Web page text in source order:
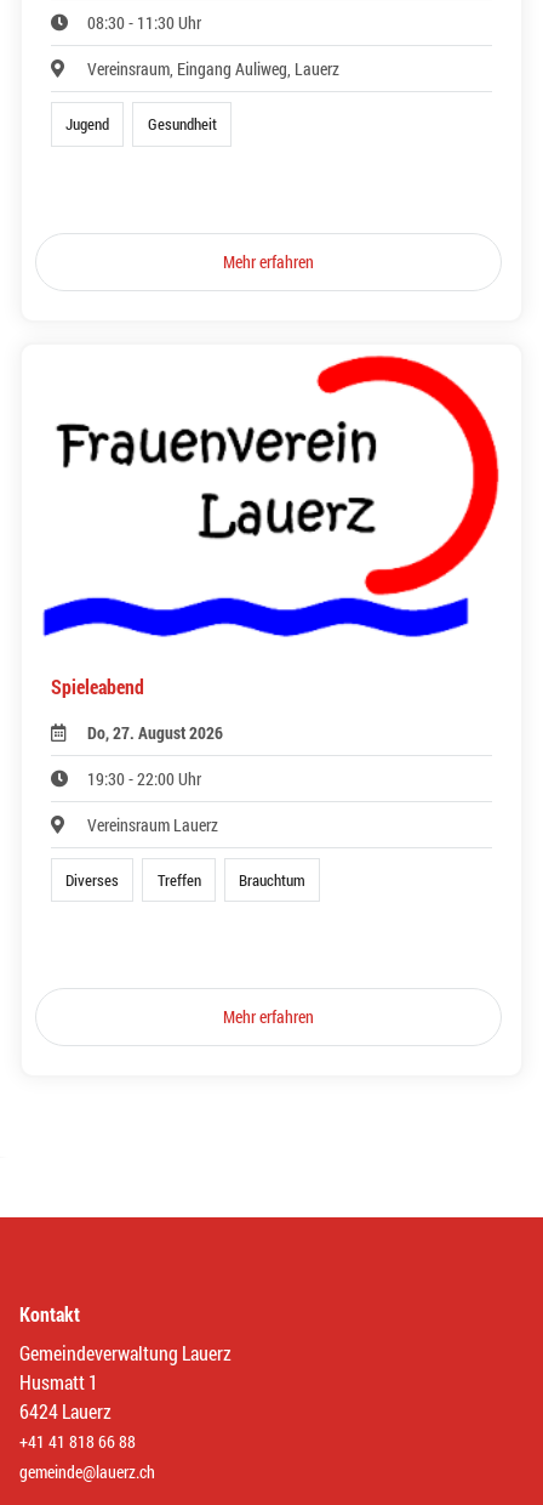
08:30 - 11:30 Uhr
Vereinsraum, Eingang Auliweg, Lauerz
Jugend Gesundheit
Mehr erfahren
Spieleabend
Do, 27. August 2026
19:30 - 22:00 Uhr
Vereinsraum Lauerz
Diverses Treffen Brauchtum
Mehr erfahren
Kontakt
Gemeindeverwaltung Lauerz
Husmatt 1
6424 Lauerz
+41 41 818 66 88
gemeinde@lauerz.ch